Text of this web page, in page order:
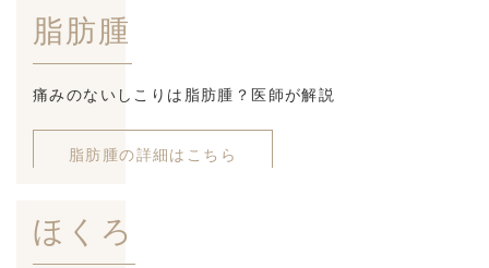
脂肪腫
痛みのないしこりは脂肪腫？医師が解説
脂肪腫の詳細はこちら
ほくろ